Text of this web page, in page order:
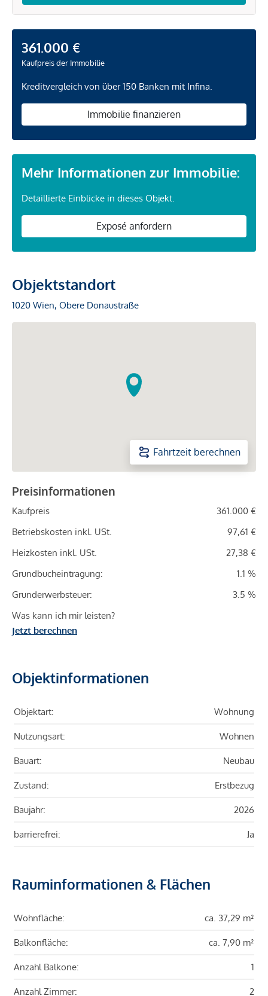
361.000 €
Kaufpreis der Immobilie
Kreditvergleich von über 150 Banken mit Infina.
Immobilie finanzieren
Mehr Informationen zur Immobilie:
Detaillierte Einblicke in dieses Objekt.
Exposé anfordern
Objektstandort
1020 Wien, Obere Donaustraße
Fahrtzeit berechnen
Preisinformationen
Kaufpreis
361.000 €
Betriebskosten inkl. USt.
97,61 €
Heizkosten inkl. USt.
27,38 €
Grundbucheintragung:
1.1 %
Grunderwerbsteuer:
3.5 %
Was kann ich mir leisten?
Jetzt berechnen
Objektinformationen
Objektart: Wohnung
Nutzungsart: Wohnen
Bauart: Neubau
Zustand: Erstbezug
Baujahr: 2026
barrierefrei: Ja
Rauminformationen & Flächen
Wohnfläche: ca. 37,29 m²
Balkonfläche: ca. 7,90 m²
Anzahl Balkone: 1
Anzahl Zimmer: 2